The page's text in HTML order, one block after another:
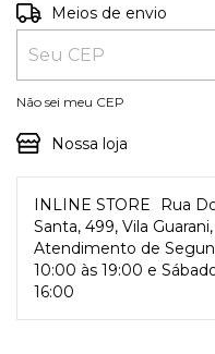
Entregas para o CEP:
Meios de envio
Não sei meu CEP
Nossa loja
INLINE STORE
Rua
Santa, 499, Vila
Atendimento de
10:00 às 19:00 e
16:00